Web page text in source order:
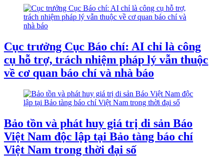
Cục trưởng Cục Báo chí: AI chỉ là công
cụ hỗ trợ, trách nhiệm pháp lý vẫn thuộc
về cơ quan báo chí và nhà báo
Bảo tồn và phát huy giá trị di sản Báo
Việt Nam độc lập tại Bảo tàng báo chí
Việt Nam trong thời đại số